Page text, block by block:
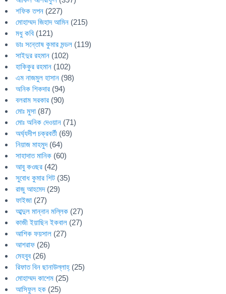
শফিক তপন (227)
মোহাম্মদ জিহাদ আমিন (215)
মধু কবি (121)
ডাঃ সন্তোষ কুমার মন্ডল (119)
সাইদুর রহমান (102)
হাকিকুর রহমান (102)
এম নাজমুল হাসান (98)
অনিক শিকদার (94)
বলরাম সরকার (90)
মোঃ মুসা (87)
মোঃ অনিক দেওয়ান (71)
অর্ঘ্যদীপ চক্রবর্তী (69)
নিয়াজ মাহমুদ(64)
সাহাদাত মানিক (60)
আবু কওছর (42)
সুবোধ কুমার শিট (35)
রাজু আহমেদ(29)
ফাইজা (27)
আব্দুল মান্নান মল্লিক (27)
কাজী ইয়াছিন ইকবাল (27)
আশিক ফয়সাল (27)
আশরাফ (26)
মেহবুব (26)
রিফাত বিন ছানাউল্লাহ্ (25)
মোহাম্মদ কাশেম (25)
আসিফুল হক (25)